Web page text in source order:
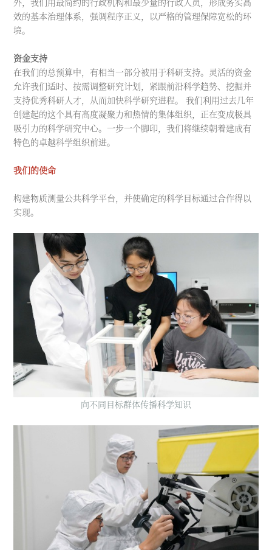
效的基本治理体系，强调程序正义，以严格的管理保障宽松的环
境。
资金支持
在我们的总预算中，有相当一部分被用于科研支持。灵活的资金
允许我们适时、按需调整研究计划，紧跟前沿科学趋势、挖掘并
支持优秀科研人才，从而加快科学研究进程。 我们利用过去几年
创建起的这个具有高度凝聚力和热情的集体组织，正在变成极具
吸引力的科学研究中心。一步一个脚印，我们将继续朝着建成有
特色的卓越科学组织前进。
我们的使命
构建物质测量公共科学平台，并使确定的科学目标通过合作得以
实现。
向不同目标群体传播科学知识